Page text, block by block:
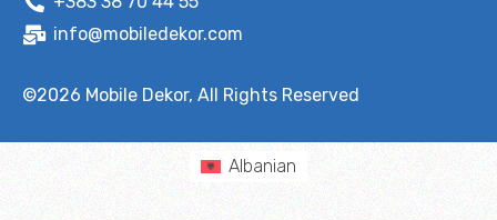
info@mobiledekor.com
©2026 Mobile Dekor, All Rights Reserved
Albanian